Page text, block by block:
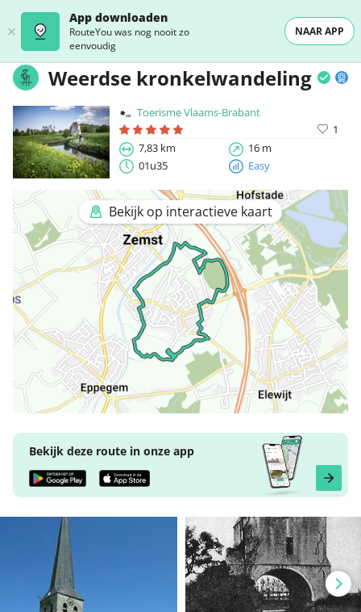
App downloaden
RouteYou was nog nooit zo
eenvoudig
NAAR APP
Weerdse kronkelwandeling
Toerisme Vlaams-Brabant
1
7,83 km
16 m
01u35
Easy
Bekijk op interactieve kaart
Bekijk deze route in onze app